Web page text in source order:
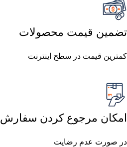
تضمین قیمت محصولات
کمترین قیمت در سطح اینترنت
امکان مرجوع کردن سفارش
در صورت عدم رضایت